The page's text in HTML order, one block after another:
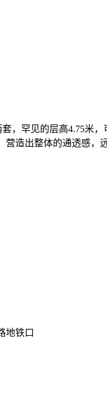
，罕见的层高4.75米
造出整体的通透感，
地铁口